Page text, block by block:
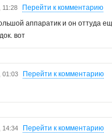
11:28
Перейти к комментарию
аппаратик и он оттуда
вот
01:03
Перейти к комментарию
14:34
Перейти к комментарию